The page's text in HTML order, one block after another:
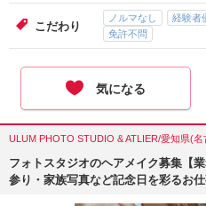
こだわり
ノルマなし 経験者
免許不問
気になる
ULUM PHOTO STUDIO & ATLIER/愛知県(名
フォトスタジオのヘアメイク募集【
参り・家族写真など記念日を彩るお